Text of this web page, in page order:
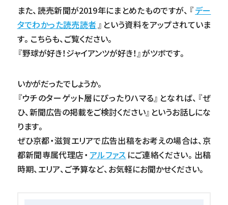
また、読売新聞が2019年にまとめたものですが、『デー
タでわかった読売読者』という資料をアップされていま
す。こちらも、ご覧ください。
『野球が好き！ジャイアンツが好き！』がツボです。
いかがだったでしょうか。
『ウチのターゲット層にぴったりハマる』となれば、『ぜ
ひ、新聞広告の掲載をご検討ください』というお話しにな
ります。
ぜひ京都・滋賀エリアで広告出稿をお考えの場合は、京
都新聞専属代理店・ アルファス にご連絡ください。出稿
時期、エリア、ご予算など、お気軽にお聞かせください。